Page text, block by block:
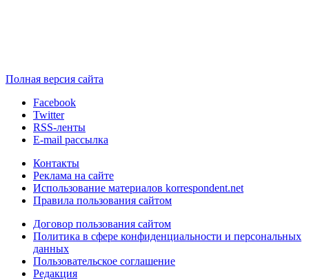
Полная версия сайта
Facebook
Twitter
RSS-ленты
E-mail рассылка
Контакты
Реклама на сайте
Использование материалов korrespondent.net
Правила пользования сайтом
Договор пользования сайтом
Политика в сфере конфиденциальности и персональных
данных
Пользовательское соглашение
Редакция